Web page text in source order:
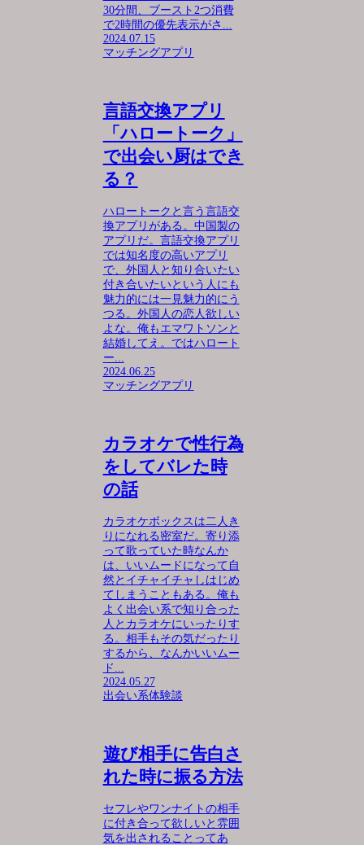
30分間、ブースト2つ消費
で2時間の優先表示がさ...
2024.07.15
マッチングアプリ
言語交換アプリ
「ハロートーク」
で出会い厨はでき
る？
ハロートークと言う言語交
換アプリがある。中国製の
アプリだ。言語交換アプリ
では知名度の高いアプリ
で、外国人と知り合いたい
付き合いたいという人にも
魅力的には一見魅力的にう
つる。外国人の恋人欲しい
よな。俺もエマワトソンと
結婚してえ。ではハロート
ー...
2024.06.25
マッチングアプリ
カラオケで性行為
をしてバレた時
の話
カラオケボックスは二人き
りになれる密室だ。寄り添
って歌っていた時なんか
は、いいムードになって自
然とイチャイチャしはじめ
てしまうこともある。俺も
よく出会い系で知り合った
人とカラオケにいったりす
る。相手もその気だったり
するから、なんかいいムー
ド...
2024.05.27
出会い系体験談
遊び相手に告白さ
れた時に振る方法
セフレやワンナイトの相手
に付き合って欲しいと雰囲
気を出されることってあ